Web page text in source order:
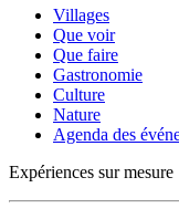
Villages
Que voir
Que faire
Gastronomie
Culture
Nature
Agenda des
Expériences sur mesure